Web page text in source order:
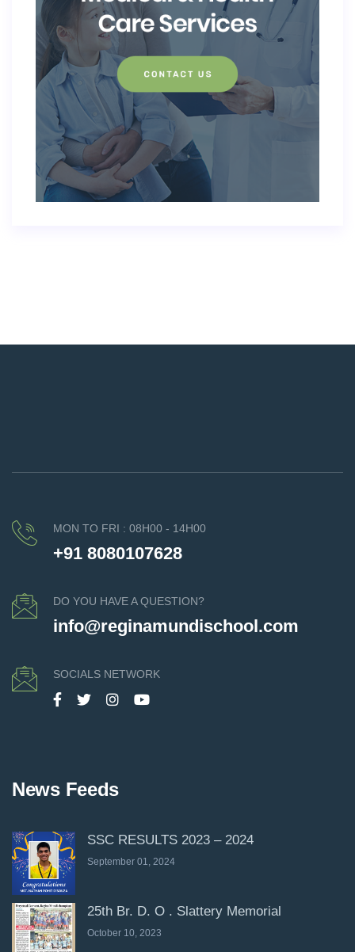
MON TO FRI : 08H00 - 14H00
+91 8080107628
DO YOU HAVE A QUESTION?
info@reginamundischool.com
SOCIALS NETWORK
News Feeds
SSC RESULTS 2023 – 2024
September 01, 2024
25th Br. D. O . Slattery Memorial
October 10, 2023